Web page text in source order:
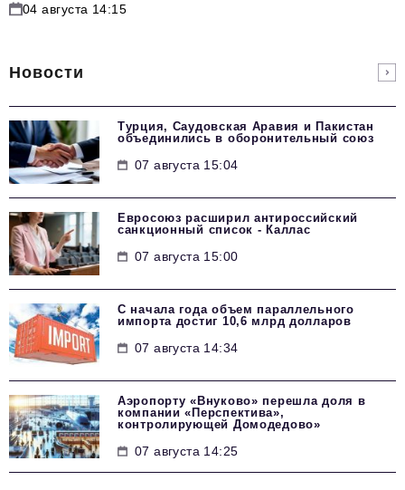
04 августа 14:15
Новости
Турция, Саудовская Аравия и Пакистан
объединились в оборонительный союз
07 августа 15:04
Евросоюз расширил антироссийский
санкционный список - Каллас
07 августа 15:00
С начала года объем параллельного
импорта достиг 10,6 млрд долларов
07 августа 14:34
Аэропорту «Внуково» перешла доля в
компании «Перспектива»,
контролирующей Домодедово»
07 августа 14:25